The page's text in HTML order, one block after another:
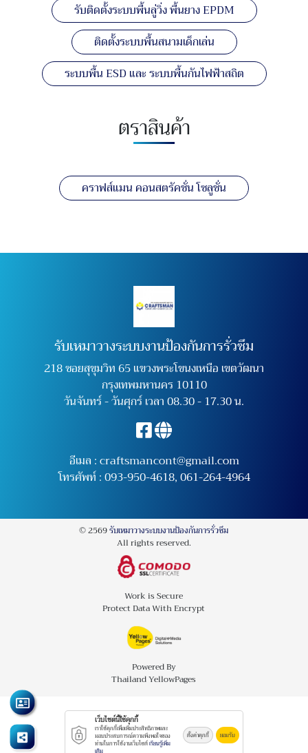
รับติดตั้งระบบพื้นลู่วิ่ง พื้นยาง EPDM
ติดตั้งระบบพื้นสนามเด็กเล่น
ระบบพื้น ESD และ ระบบพื้นกันไฟฟ้าสถิต
ตราสินค้า
คราฟส์แมน คอนสตรัคชั่น โซลูชั่น
รับเหมาวางระบบงานป้องกันการรั่วซึม
218 ซอยสุขุมวิท 65 แขวงพระโขนงเหนือ เขตวัฒนา
กรุงเทพมหานคร 10110
วันจันทร์ - วันศุกร์ เวลา 08.30 - 17.30 น.
อีเมล :craftsmancont@gmail.com
โทรศัพท์ :093-950-4618,061-264-4964
© 2569รับเหมาวางระบบงานป้องกันการรั่วซึม
All rights reserved.
Work is Secure
Protect Data With Encrypt
Powered By
Thailand YellowPages
เว็บไซต์นี้ใช้คุกกี้
เราใช้คุกกี้เพื่อเพิ่มประสิทธิภาพและ
มอบประสบการณ์ความพึงพอใจของ
ท่านในการใช้งานเว็บไซต์เรียนรู้เพิ่ม
เติม
ตั้งค่าคุกกี้ ยอมรับ